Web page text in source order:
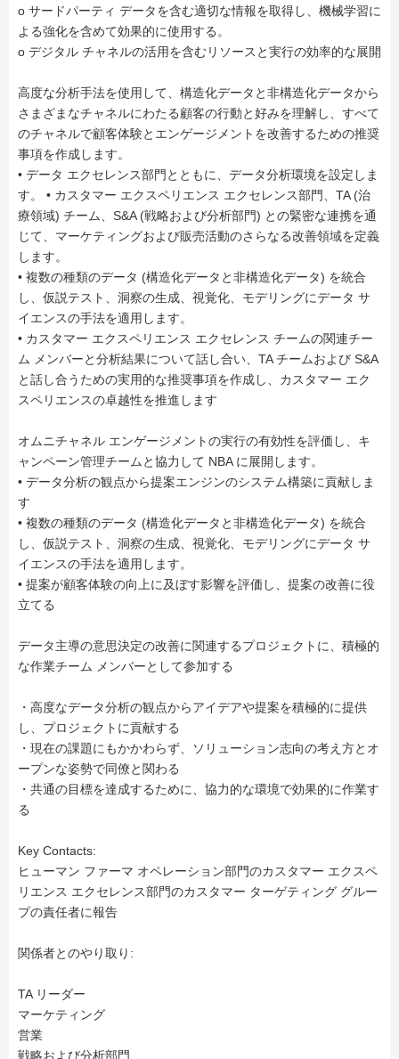
o サードパーティ データを含む適切な情報を取得し、機械学習に
よる強化を含めて効果的に使用する。
o デジタル チャネルの活用を含むリソースと実行の効率的な展開
高度な分析手法を使用して、構造化データと非構造化データから
さまざまなチャネルにわたる顧客の行動と好みを理解し、すべて
のチャネルで顧客体験とエンゲージメントを改善するための推奨
事項を作成します。
• データ エクセレンス部門とともに、データ分析環境を設定しま
す。 • カスタマー エクスペリエンス エクセレンス部門、TA (治
療領域) チーム、S&A (戦略および分析部門) との緊密な連携を通
じて、マーケティングおよび販売活動のさらなる改善領域を定義
します。
• 複数の種類のデータ (構造化データと非構造化データ) を統合
し、仮説テスト、洞察の生成、視覚化、モデリングにデータ サ
イエンスの手法を適用します。
• カスタマー エクスペリエンス エクセレンス チームの関連チー
ム メンバーと分析結果について話し合い、TA チームおよび S&A
と話し合うための実用的な推奨事項を作成し、カスタマー エク
スペリエンスの卓越性を推進します
オムニチャネル エンゲージメントの実行の有効性を評価し、キ
ャンペーン管理チームと協力して NBA に展開します。
• データ分析の観点から提案エンジンのシステム構築に貢献しま
す
• 複数の種類のデータ (構造化データと非構造化データ) を統合
し、仮説テスト、洞察の生成、視覚化、モデリングにデータ サ
イエンスの手法を適用します。
• 提案が顧客体験の向上に及ぼす影響を評価し、提案の改善に役
立てる
データ主導の意思決定の改善に関連するプロジェクトに、積極的
な作業チーム メンバーとして参加する
・高度なデータ分析の観点からアイデアや提案を積極的に提供
し、プロジェクトに貢献する
・現在の課題にもかかわらず、ソリューション志向の考え方とオ
ープンな姿勢で同僚と関わる
・共通の目標を達成するために、協力的な環境で効果的に作業す
る
Key Contacts:
ヒューマン ファーマ オペレーション部門のカスタマー エクスペ
リエンス エクセレンス部門のカスタマー ターゲティング グルー
プの責任者に報告
関係者とのやり取り:
TA リーダー
マーケティング
営業
戦略および分析部門